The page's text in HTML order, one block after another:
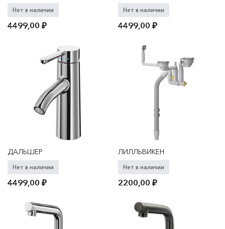
Нет в наличии
4499,00₽
Нет в наличии
4499,00₽
ДАЛЬШЕР
Нет в наличии
4499,00₽
ЛИЛЛЬВИКЕН
Нет в наличии
2200,00₽